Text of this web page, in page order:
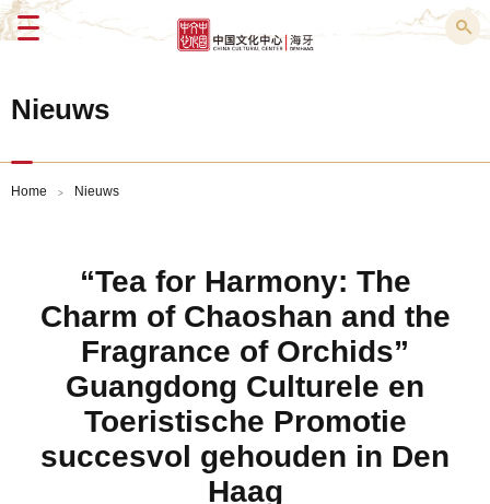
Menu
Nieuws
Home > Nieuws
“Tea for Harmony: The
Charm of Chaoshan and the
Fragrance of Orchids”
Guangdong Culturele en
Toeristische Promotie
succesvol gehouden in Den
Haag